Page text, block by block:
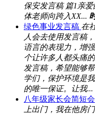
保安发言稿 篇1亲
体老师向跨入XX...
绿色事业发言稿 在
人会去使用发言稿
语言的表现力，增
个让许多人都头痛
发言稿，希望能够
学们，保护环境是
的唯一保证。让我...
八年级家长会简短
上出门，我在他房